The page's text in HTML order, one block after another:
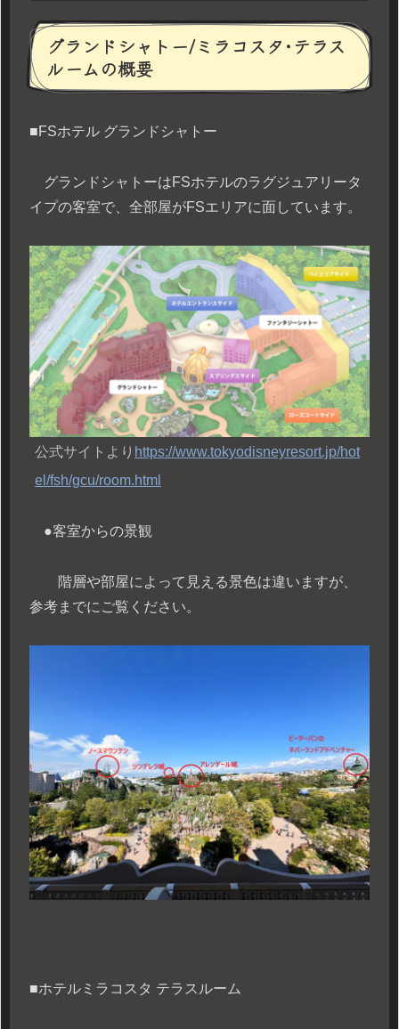
グランドシャトー/ミラコスタ･テラス
ルームの概要
■FSホテル グランドシャトー
グランドシャトーはFSホテルのラグジュアリータ
イプの客室で、全部屋がFSエリアに面しています。
公式サイトより https://www.tokyodisneyresort.jp/hot
el/fsh/gcu/room.html
●客室からの景観
階層や部屋によって見える景色は違いますが、
参考までにご覧ください。
■ホテルミラコスタ テラスルーム